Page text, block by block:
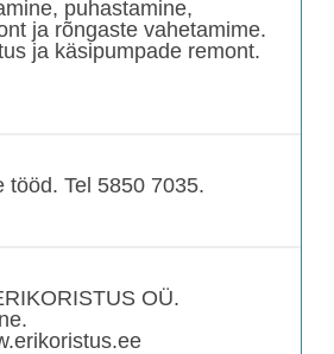
puhastamine,
ja rõngaste vahetamime.
ja käsipumpade remont.
tööd. Tel 5850 7035.
OÜ.